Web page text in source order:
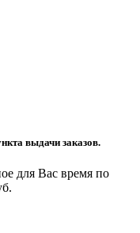
выдачи заказов.
для Вас время по